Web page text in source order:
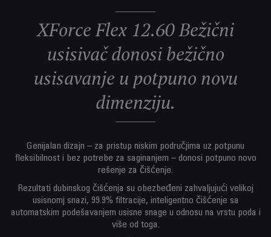
XForce Flex 12.60 Bežični
usisivač donosi bežično
usisavanje u potpuno novu
dimenziju.
Genijalan dizajn – za pristup niskim područjima uz potpunu
fleksibilnost i bez potrebe za saginanjem – donosi potpuno novo
rešenje za čišćenje.
Rezultati dubinskog čišćenja su obezbeđeni zahvaljujući velikoj
usisnomj snazi, 99.9% filtracije, inteligentno čišćenje sa
automatskim podešavanjem usisne snage u odnosu na vrstu poda i
više od toga.